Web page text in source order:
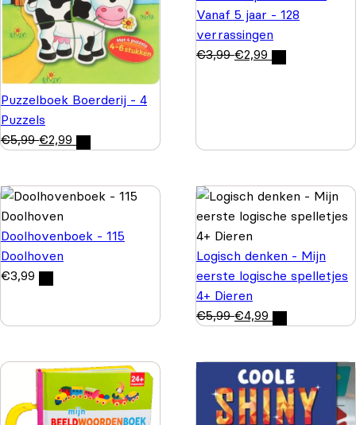
Puzzelboek Boerderij - 4
Puzzels
€5,99 €2,99
Vanaf 5 jaar - 128
verrassingen
€3,99 €2,99
Doolhovenboek - 115
Doolhoven
€3,99
Logisch denken - Mijn
eerste logische spelletjes
4+ Dieren
€5,99 €4,99